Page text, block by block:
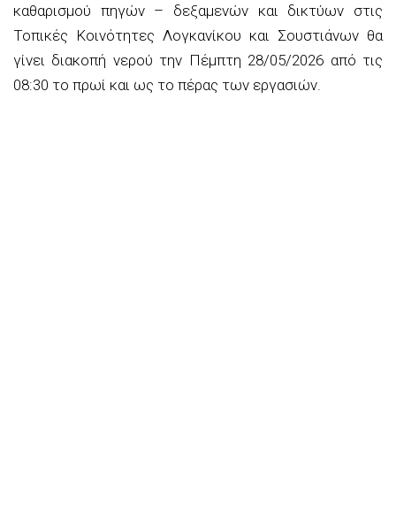
καθαρισμού πηγών – δεξαμενών και δικτύων στις
Τοπικές Κοινότητες Λογκανίκου και Σουστιάνων θα
γίνει διακοπή νερού την Πέμπτη 28/05/2026 από τις
08:30 το πρωί και ως το πέρας των εργασιών.